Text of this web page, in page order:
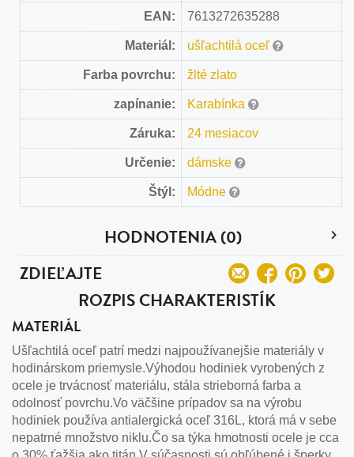
EAN: 7613272635288
Materiál: ušľachtilá oceľ
Farba povrchu: žlté zlato
zapínanie: Karabínka
Záruka: 24 mesiacov
Určenie: dámske
Štýl: Módne
HODNOTENIA (0)
ZDIEĽAJTE
ROZPIS CHARAKTERISTÍK
MATERIÁL
Ušľachtilá oceľ patrí medzi najpoužívanejšie materiály v
hodinárskom priemysle.Výhodou hodiniek vyrobených z
ocele je trvácnosť materiálu, stála strieborná farba a
odolnosť povrchu.Vo väčšine prípadov sa na výrobu
hodiniek používa antialergická oceľ 316L, ktorá má v sebe
nepatrné množstvo niklu.Čo sa týka hmotnosti ocele je cca